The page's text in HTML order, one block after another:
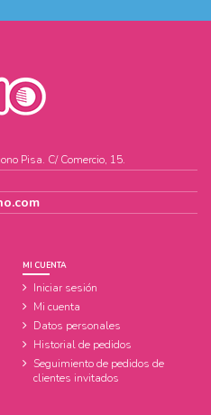
Pisa. C/ Comercio, 15.
MI CUENTA
Iniciar sesión
Mi cuenta
Datos personales
Historial de pedidos
Seguimiento de pedidos de
clientes invitados